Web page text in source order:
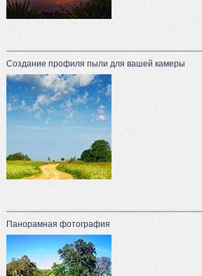
Создание профиля пыли для вашей камеры
Панорамная фотография